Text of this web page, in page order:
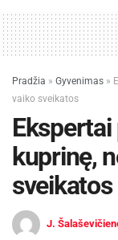
Pradžia » Gyvenimas »
vaiko sveikatos
kuprinę,
sveikatos
J.